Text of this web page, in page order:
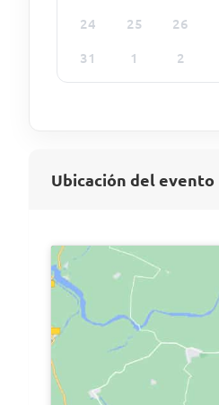
24
25 26
31
1 2
Ubicación del evento